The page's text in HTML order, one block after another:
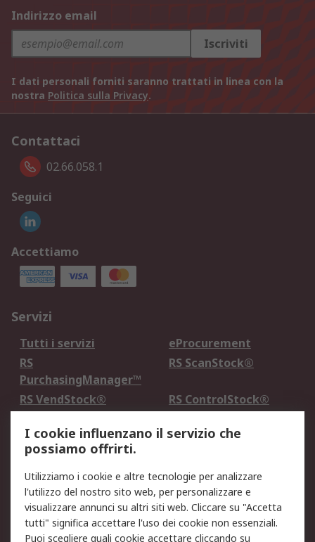
Indirizzo email
Iscriviti
I dati personali forniti saranno trattati in linea con la
nostra Politica sulla Privacy.
Contattaci
02.66.058.1
Seguici
Accettiamo
Servizi
Tutti i servizi
eProcurement
RS
PurchasingManager™
RS ScanStock®
RS VendStock®
RS ControlStock®
Legale
Informativa Cookie
Informativa Privacy -
Aggiornata
Email Security
Termini d'uso
Condizioni di vendita
Condizioni generali di
I cookie influenzano il servizio che
possiamo offrirti.
Utilizziamo i cookie e altre tecnologie per analizzare
l'utilizzo del nostro sito web, per personalizzare e
visualizzare annunci su altri siti web. Cliccare su "Accetta
tutti" significa accettare l'uso dei cookie non essenziali.
Puoi scegliere quali cookie accettare cliccando su